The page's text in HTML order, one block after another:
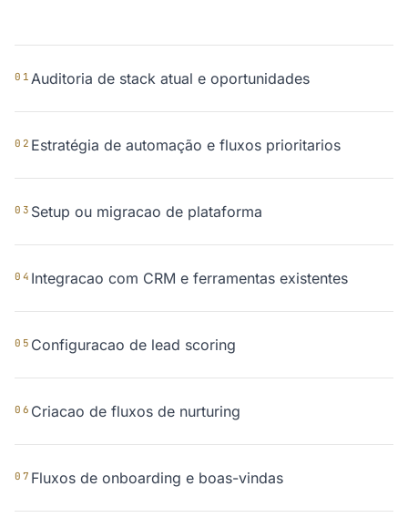
01 Auditoria de stack atual e oportunidades
02 Estratégia de automação e fluxos prioritarios
03 Setup ou migracao de plataforma
04 Integracao com CRM e ferramentas existentes
05 Configuracao de lead scoring
06 Criacao de fluxos de nurturing
07 Fluxos de onboarding e boas-vindas